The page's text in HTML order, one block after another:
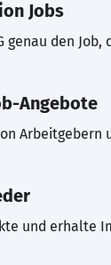
Jobs
genau den
Angebote
Arbeitgebern
und erhalte